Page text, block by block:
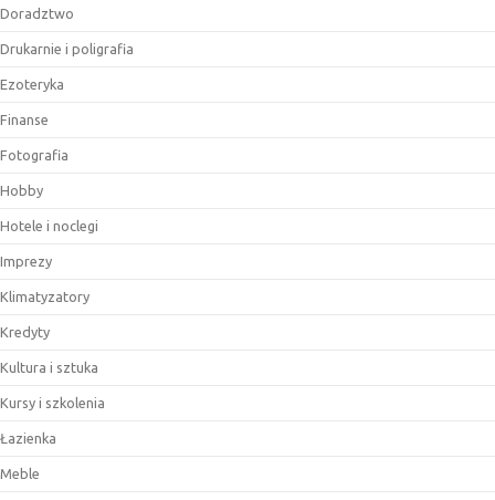
Doradztwo
Drukarnie i poligrafia
Ezoteryka
Finanse
Fotografia
Hobby
Hotele i noclegi
Imprezy
Klimatyzatory
Kredyty
Kultura i sztuka
Kursy i szkolenia
Łazienka
Meble